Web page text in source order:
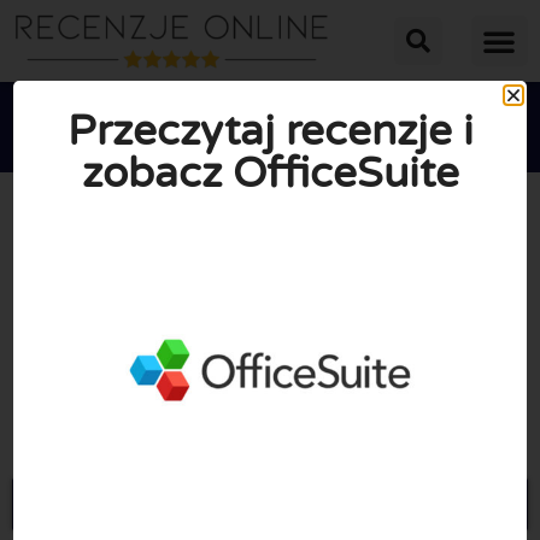

Przeczytaj recenzje i
zobacz OfficeSuite